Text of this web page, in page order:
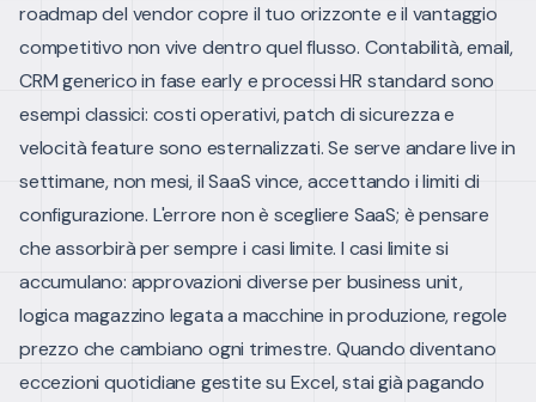
roadmap del vendor copre il tuo orizzonte e il vantaggio
competitivo non vive dentro quel flusso. Contabilità, email,
CRM generico in fase early e processi HR standard sono
esempi classici: costi operativi, patch di sicurezza e
velocità feature sono esternalizzati.Se serve andare live in
settimane, non mesi, il SaaS vince, accettando i limiti di
configurazione. L'errore non è scegliere SaaS; è pensare
che assorbirà per sempre i casi limite. I casi limite si
accumulano: approvazioni diverse per business unit,
logica magazzino legata a macchine in produzione, regole
prezzo che cambiano ogni trimestre. Quando diventano
eccezioni quotidiane gestite su Excel, stai già pagando